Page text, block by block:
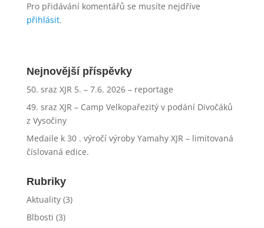
Pro přidávání komentářů se musíte nejdříve
přihlásit.
Nejnovější příspěvky
50. sraz XJR 5. – 7.6. 2026 – reportage
49. sraz XJR – Camp Velkopařezitý v podání Divočáků
z Vysočiny
Medaile k 30 . výročí výroby Yamahy XJR – limitovaná
číslovaná edice.
Rubriky
Aktuality(3)
Blbosti (3)